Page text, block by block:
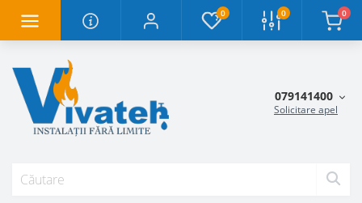
0 0 0
079141400
Solicitare apel